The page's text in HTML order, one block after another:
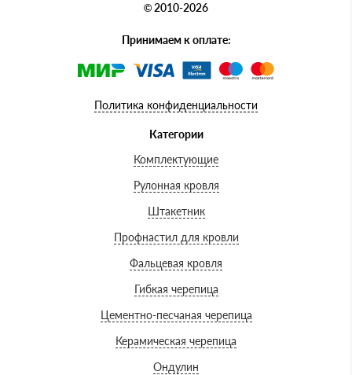
© 2010-2026
Принимаем к оплате:
Политика конфиденциальности
Категории
Комплектующие
Рулонная кровля
Штакетник
Профнастил для кровли
Фальцевая кровля
Гибкая черепица
Цементно-песчаная черепица
Керамическая черепица
Ондулин